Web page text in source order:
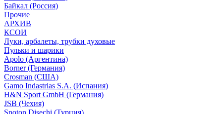
Байкал (Россия)
Прочие
АРХИВ
КСОИ
Луки, арбалеты, трубки духовые
Пульки и шарики
Apolo (Аргентина)
Borner (Германия)
Crosman (США)
Gamo Indastrias S.A. (Испания)
H&N Sport GmbH (Германия)
JSB (Чехия)
Spoton Disechi (Турция)